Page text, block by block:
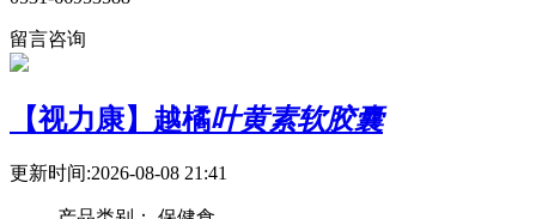
留言咨询
【视力康】越橘叶黄素软胶囊
更新时间:2026-08-08 21:41